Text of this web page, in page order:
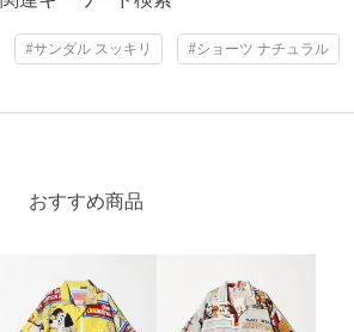
#サンダル スッキリ #ショーツ ナチュラル
おすすめ商品